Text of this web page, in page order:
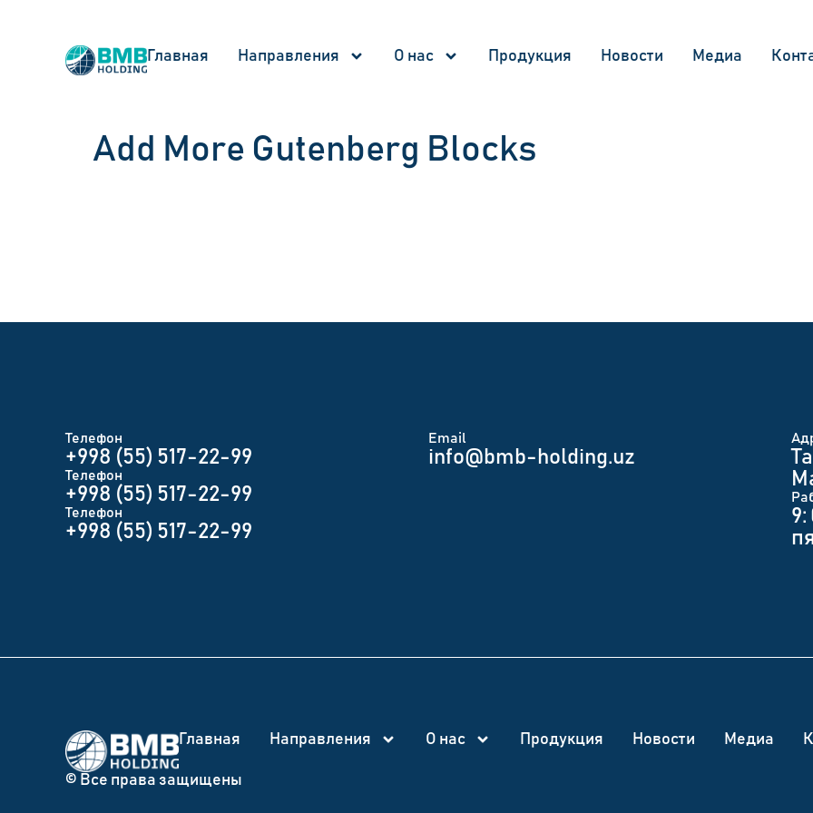
Главная Направления О нас Продукция Новости Медиа
Add More Gutenberg Blocks
Телефон
+998 (55) 517-22-99
Телефон
+998 (55) 517-22-99
Телефон
+998 (55) 517-22-99
Email
info@bmb-holding.uz​
9:
Главная Направления О нас Продукция Новости Медиа
© Все права защищены